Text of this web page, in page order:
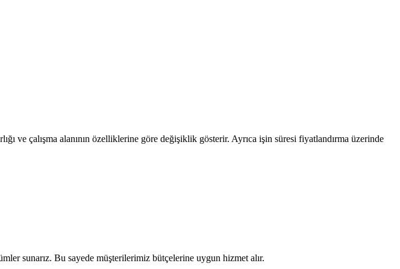
ve çalışma alanının özelliklerine göre değişiklik gösterir. Ayrıca işin süresi fiyatlandırma üzerinde
sunarız. Bu sayede müşterilerimiz bütçelerine uygun hizmet alır.